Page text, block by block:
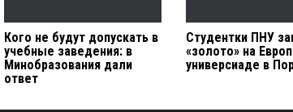
Кого не будут допускать в
учебные заведения: в
Минобразования дали
ответ
Студентки ПНУ
«золото» на
универсиаде в